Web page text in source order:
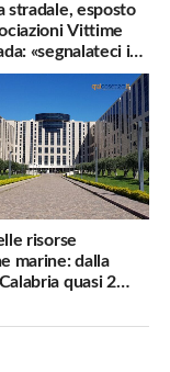
stradale, esposto
Vittime
«segnalateci i
risorse
marine: dalla
quasi 2